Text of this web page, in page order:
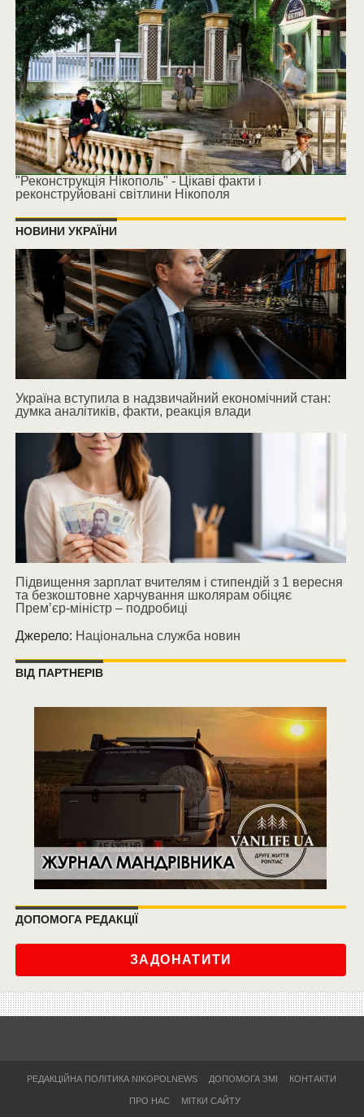
"Реконструкція Нікополь" - Цікаві факти і
реконструйовані світлини Нікополя
НОВИНИ УКРАЇНИ
Україна вступила в надзвичайний економічний стан:
думка аналітиків, факти, реакція влади
Підвищення зарплат вчителям і стипендій з 1 вересня
та безкоштовне харчування школярам обіцяє
Прем’єр-міністр – подробиці
Джерело: Національна служба новин
ВІД ПАРТНЕРІВ
ДОПОМОГА РЕДАКЦІЇ
ЗАДОНАТИТИ
РЕДАКЦІЙНА ПОЛІТИКА NIKOPOLNEWS ДОПОМОГА ЗМІ КОНТАКТИ
ПРО НАС МІТКИ САЙТУ